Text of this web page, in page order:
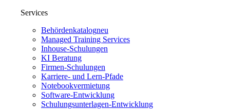
Services
Behördenkatalogneu
Managed Training Services
Inhouse-Schulungen
KI Beratung
Firmen-Schulungen
Karriere- und Lern-Pfade
Notebookvermietung
Software-Entwicklung
Schulungsunterlagen-Entwicklung